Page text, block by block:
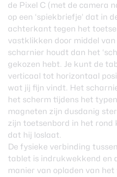
de Pixel C (met de camera
op een ‘spiekbriefje’ dat in
achterkant tegen het
vastklikken door middel
scharnier houdt dan het
gekozen hebt. Je kunt de
verticaal tot horizontaal
wat jij fijn vindt. Het
het scherm tijdens het
magneten zijn dusdanig
zijn toetsenbord in het rond
dat hij loslaat.
De fysieke verbinding
tablet is indrukwekkend en
manier van opladen van